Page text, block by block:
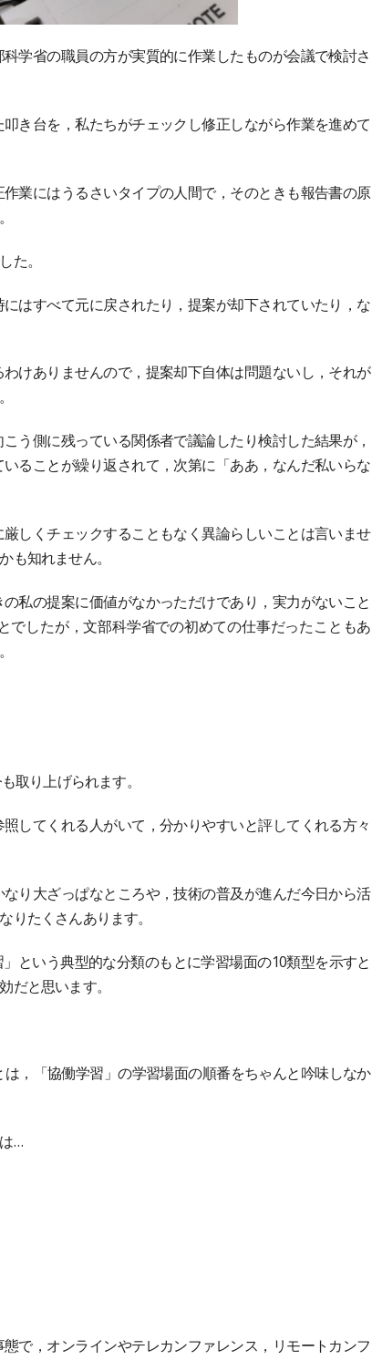
学省の職員の方が実質的に作業したものが会議で検討さ
き台を，私たちがチェックし修正しながら作業を進めて
業にはうるさいタイプの人間で，そのときも報告書の原
た。
はすべて元に戻されたり，提案が却下されていたり，な
けありませんので，提案却下自体は問題ないし，それが
う側に残っている関係者で議論したり検討した結果が，
ることが繰り返されて，次第に「ああ，なんだ私いらな
しくチェックすることもなく異論らしいことは言いませ
も知れません。
私の提案に価値がなかっただけであり，実力がないこと
でしたが，文部科学省での初めての仕事だったこともあ
取り上げられます。
してくれる人がいて，分かりやすいと評してくれる方々
り大ざっぱなところや，技術の普及が進んだ今日から活
りたくさんあります。
という典型的な分類のもとに学習場面の10類型を示すと
だと思います。
，「協働学習」の学習場面の順番をちゃんと吟味しなか
…
で，オンラインやテレカンファレンス，リモートカンフ